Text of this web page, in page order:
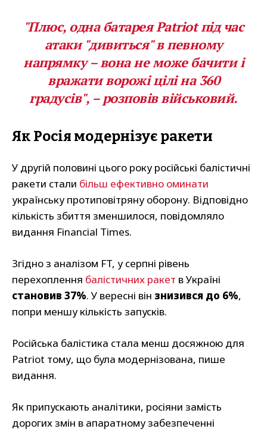
"Плюс, одна батарея Patriot під час
атаки "дивиться" в певному
напрямку – вона не може бачити і
вражати ворожі цілі на 360
градусів", – розповів військовий.
Як Росія модернізує ракети
У другій половині цього року російські балістичні
ракети стали більш ефективно оминати
українську протиповітряну оборону. Відповідно
кількість збиття зменшилося, повідомляло
видання Financial Times.
Згідно з аналізом FT, у серпні рівень
перехоплення балістичних ракет в Україні
становив 37%. У вересні він знизився до 6%,
попри меншу кількість запусків.
Російська балістика стала менш досяжною для
Patriot тому, що була модернізована, пише
видання.
Як припускають аналітики, росіяни замість
дорогих змін в апаратному забезпеченні